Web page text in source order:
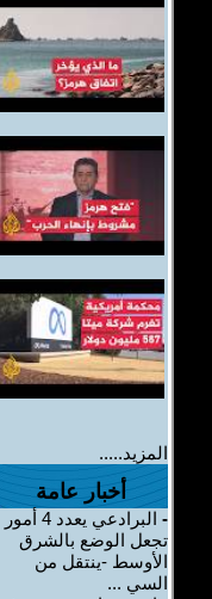
المزيد.....
أخبار عامة
-
البرادعي يعدد 4 أمور
تجعل الوضع بالشرق
الأوسط -ينتقل من
السي ...